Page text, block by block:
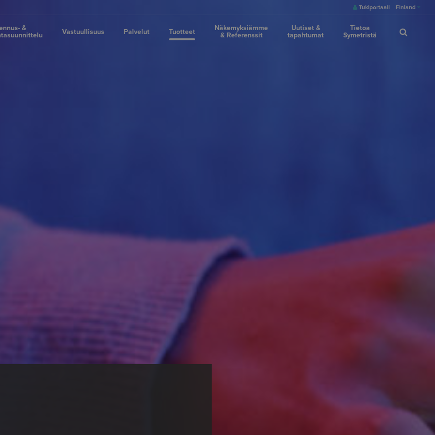
Tukiportaali Finland
&
Vastuullisuus Palvelut Tuotteet
Näkemyksiämme
& Referenssit
Uutiset &
tapahtumat
Tietoa
Symetristä